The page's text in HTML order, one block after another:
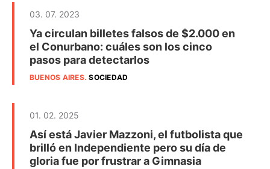
03. 07. 2023
Ya circulan billetes falsos de $2.000 en
el Conurbano: cuáles son los cinco
pasos para detectarlos
BUENOS AIRES.SOCIEDAD
01. 02. 2025
Así está Javier Mazzoni, el futbolista que
brilló en Independiente pero su día de
gloria fue por frustrar a Gimnasia